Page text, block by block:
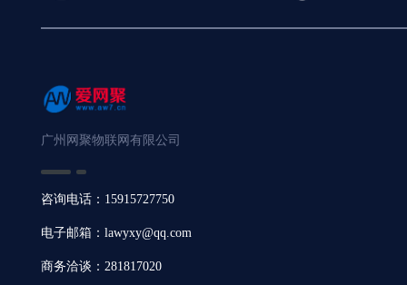
广州网聚物联网有限公司
咨询电话：15915727750
电子邮箱：lawyxy@qq.com
商务洽谈：281817020